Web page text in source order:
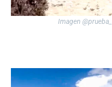
Imagen